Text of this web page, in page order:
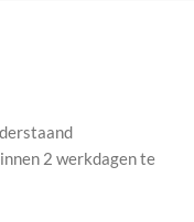
2 werkdagen te